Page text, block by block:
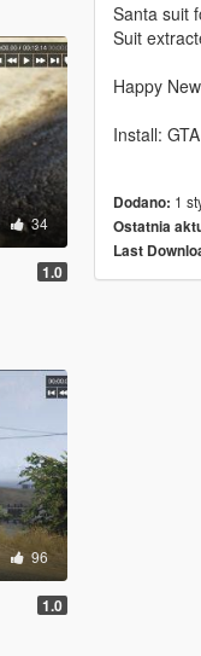
34
1.0
96
1.0
Santa suit
Suit
Happy
Install:
Dodano: 1
Ostatnia
Last